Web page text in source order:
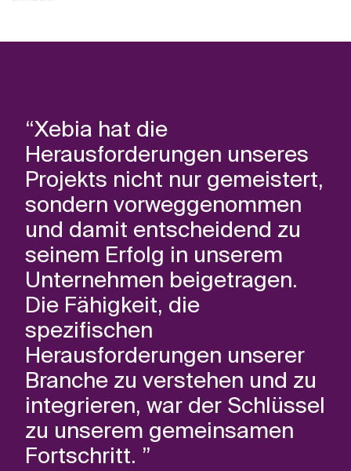
“Xebia hat die
Herausforderungen unseres
Projekts nicht nur gemeistert,
sondern vorweggenommen
und damit entscheidend zu
seinem Erfolg in unserem
Unternehmen beigetragen.
Die Fähigkeit, die
spezifischen
Herausforderungen unserer
Branche zu verstehen und zu
integrieren, war der Schlüssel
zu unserem gemeinsamen
Fortschritt. ”